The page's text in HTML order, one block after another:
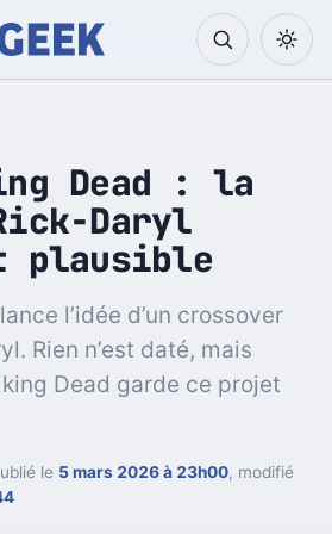
Dead : la
Daryl
plausible
l’idée d’un crossover
Rien n’est daté, mais
Dead garde ce projet
le 5 mars 2026 à 23h00, modifié